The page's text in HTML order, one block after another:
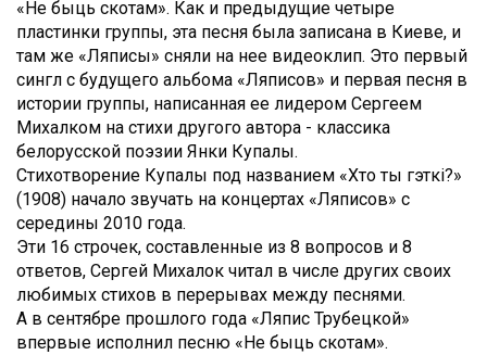
«Не быць скотам». Как и предыдущие четыре
пластинки группы, эта песня была записана в Киеве, и
там же «Ляписы» сняли на нее видеоклип. Это первый
сингл с будущего альбома «Ляписов» и первая песня в
истории группы, написанная ее лидером Сергеем
Михалком на стихи другого автора - классика
белорусской поэзии Янки Купалы.
Стихотворение Купалы под названием «Хто ты гэткi?»
(1908) начало звучать на концертах «Ляписов» с
середины 2010 года.
Эти 16 строчек, составленные из 8 вопросов и 8
ответов, Сергей Михалок читал в числе других своих
любимых стихов в перерывах между песнями.
А в сентябре прошлого года «Ляпис Трубецкой»
впервые исполнил песню «Не быць скотам».